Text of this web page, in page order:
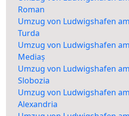
Roman
Umzug von Ludwigshafen
Turda
Umzug von Ludwigshafen
Mediaș
Umzug von Ludwigshafen
Slobozia
Umzug von Ludwigshafen
Alexandria